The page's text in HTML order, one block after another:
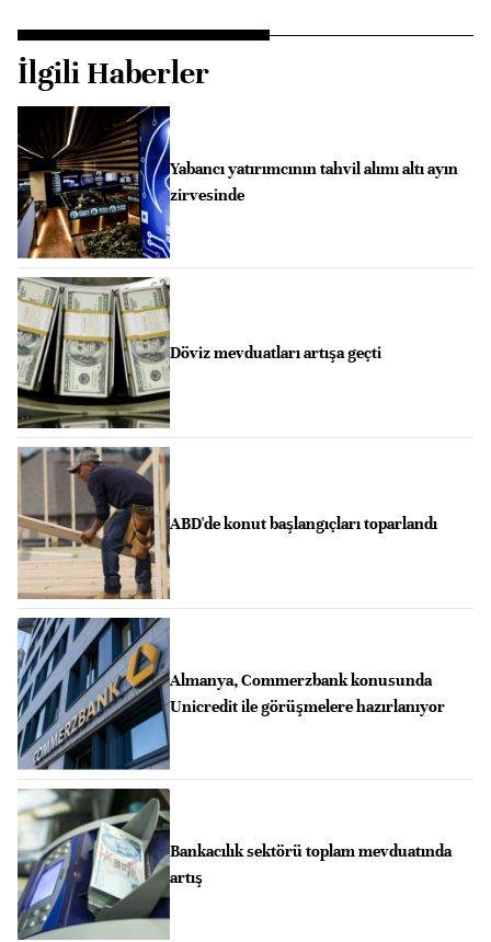
İlgili Haberler
Yabancı yatırımcının tahvil alımı altı ayın
zirvesinde
Döviz mevduatları artışa geçti
ABD'de konut başlangıçları toparlandı
Almanya, Commerzbank konusunda
Unicredit ile görüşmelere hazırlanıyor
Bankacılık sektörü toplam mevduatında
artış